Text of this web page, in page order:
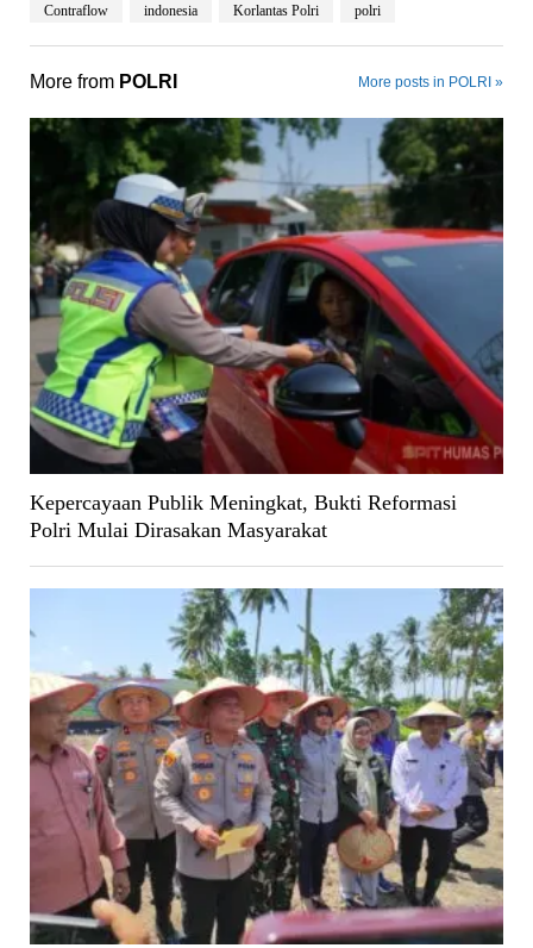
Contraflow indonesia Korlantas Polri polri
More from POLRI More posts in POLRI »
Kepercayaan Publik Meningkat, Bukti Reformasi
Polri Mulai Dirasakan Masyarakat